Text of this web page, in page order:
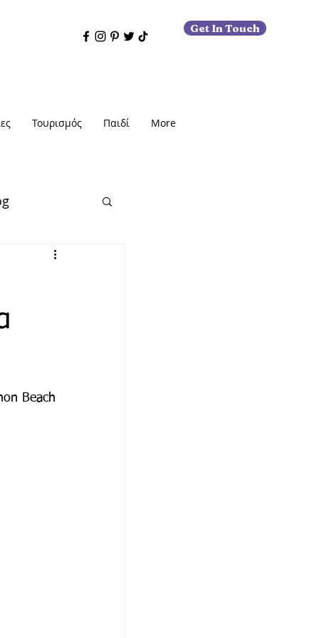
Get In Touch
Τουρισμός Παιδί More
Beach